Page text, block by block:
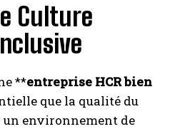
Culture
**entreprise HCR bien
que la qualité du
environnement de